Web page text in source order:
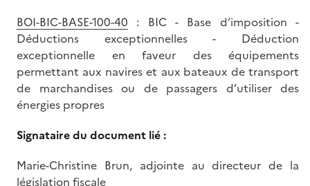
BOI-BIC-BASE-100-40 : BIC - Base d’imposition -
Déductions exceptionnelles - Déduction
exceptionnelle en faveur des équipements
permettant aux navires et aux bateaux de transport
de marchandises ou de passagers d’utiliser des
énergies propres
Signataire du document lié :
Marie-Christine Brun, adjointe au directeur de la
législation fiscale